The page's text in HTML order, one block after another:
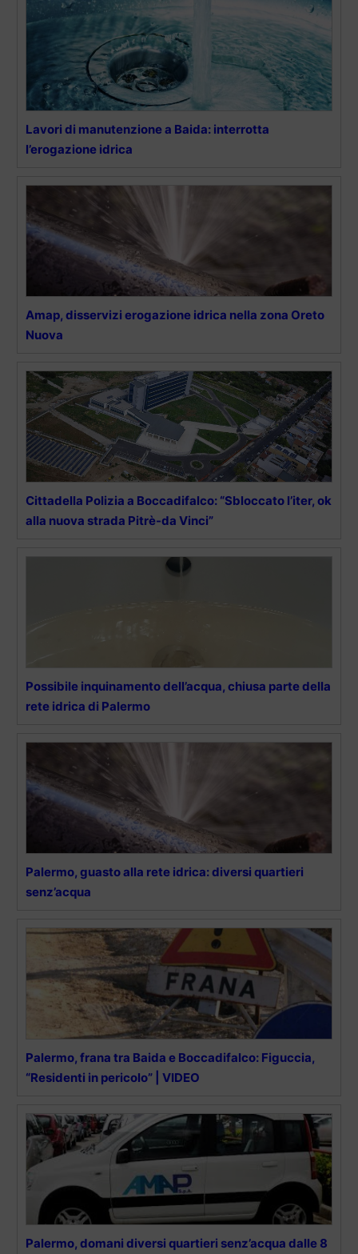
Lavori di manutenzione a Baida: interrotta
l’erogazione idrica
Amap, disservizi erogazione idrica nella zona Oreto
Nuova
Cittadella Polizia a Boccadifalco: “Sbloccato l’iter, ok
alla nuova strada Pitrè-da Vinci”
Possibile inquinamento dell’acqua, chiusa parte della
rete idrica di Palermo
Palermo, guasto alla rete idrica: diversi quartieri
senz’acqua
Palermo, frana tra Baida e Boccadifalco: Figuccia,
“Residenti in pericolo” | VIDEO
Palermo, domani diversi quartieri senz’acqua dalle 8